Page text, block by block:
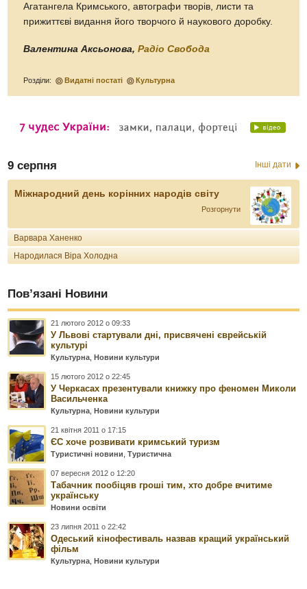
Агатангела Кримського, автографи творів, листи та
прижиттєві видання його творчого й наукового доробку.
Валентина Аксьонова,Радіо Свобода
Розділи: Видатні постаті Культурна
9 серпня Інші дати
Міжнародний день корінних народів світу
Розгорнути
Варвара Ханенко
Народилася Віра Холодна
Пов’язані Новини
21 лютого 2012 о 09:33
У Львові стартували дні, присвячені єврейській
культурі
Культурна ,Новини культури
15 лютого 2012 о 22:45
У Черкасах презентували книжку про феномен Миколи
Васильченка
Культурна ,Новини культури
21 квітня 2011 о 17:15
ЄС хоче розвивати кримський туризм
Туристичні новини ,Туристична
07 вересня 2012 о 12:20
Табачник пообіцяв гроші тим, хто добре вчитиме
українську
Новини освіти
23 липня 2011 о 22:42
Одеський кінофестиваль назвав кращий український
фільм
Культурна ,Новини культури